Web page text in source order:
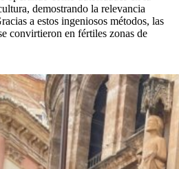
demostrando la relevancia
a estos ingeniosos métodos, las
convirtieron en fértiles zonas de